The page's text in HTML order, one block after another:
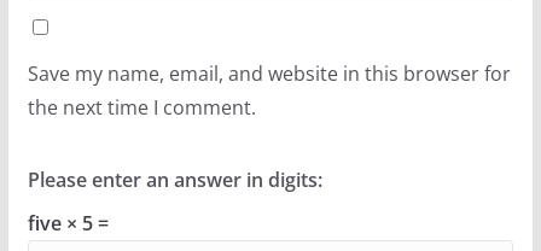
Save my name, email, and website in this browser for
the next time I comment.
Please enter an answer in digits:
five × 5 =